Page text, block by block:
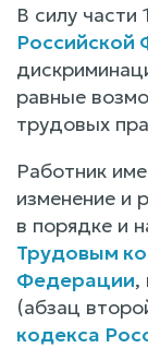
В силу части 1
Российской
равные
трудовых
Работник
изменение и
в порядке и
Трудовым
Федерации,
(абзац
кодекса